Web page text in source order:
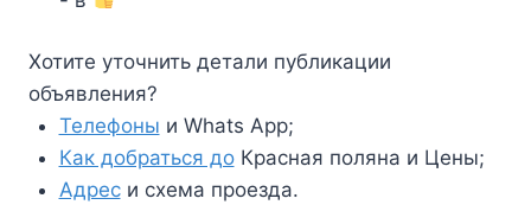
Хотите уточнить детали публикации
объявления?
Телефоны и Whats App;
Как добраться доКрасная поляна и Цены;
Адреси схема проезда.